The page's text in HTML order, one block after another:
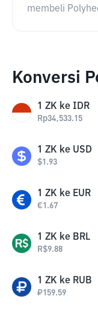
membeli
Konversi
1 ZK ke IDR
Rp34,533.15
1 ZK ke USD
$1.93
1 ZK ke EUR
€1.67
1 ZK ke BRL
R$9.88
1 ZK ke RUB
₽159.59